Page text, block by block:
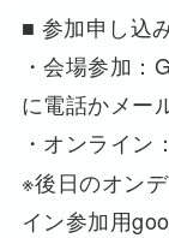
■ 参加申し込
・会場参加：
に電話かメー
・オンライン
※後日のオン
イン参加用